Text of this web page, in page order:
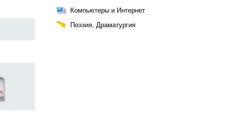
Компьютеры и Интернет
Поэзия, Драматургия